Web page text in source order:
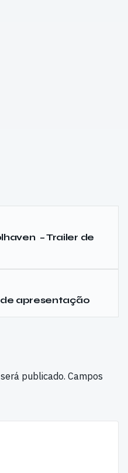
– Trailer de
de apresentação
publicado. Campos